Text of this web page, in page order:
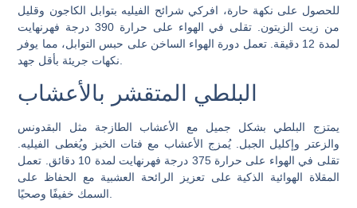
للحصول على نكهة حارة، افركي شرائح الفيليه بتوابل الكاجون وقليل
من زيت الزيتون. تقلى في الهواء على حرارة 390 درجة فهرنهايت
لمدة 12 دقيقة. تعمل دورة الهواء الساخن على حبس التوابل، مما يوفر
البلطي المتقشر بالأعشاب
يمتزج البلطي بشكل جميل مع الأعشاب الطازجة مثل البقدونس
والزعتر وإكليل الجبل. يُمزج الأعشاب مع فتات الخبز ويُغطى الفيليه.
تقلى في الهواء على حرارة 375 درجة فهرنهايت لمدة 10 دقائق. تعمل
المقلاة الهوائية الذكية على تعزيز الرائحة العشبية مع الحفاظ على
السمك خفيفًا وصحيًا.